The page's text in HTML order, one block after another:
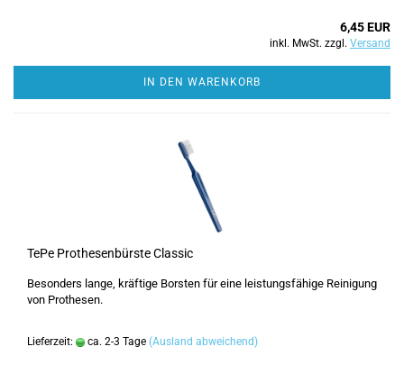
6,45 EUR
inkl. MwSt. zzgl. Versand
IN DEN WARENKORB
TePe Prothesenbürste Classic
Besonders lange, kräftige Borsten für eine leistungsfähige Reinigung
von Prothesen.
Lieferzeit: ca. 2-3 Tage (Ausland abweichend)